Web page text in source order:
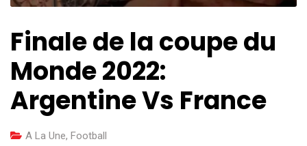
Finale de la coupe du
Monde 2022:
Argentine Vs France
A La Une, Football